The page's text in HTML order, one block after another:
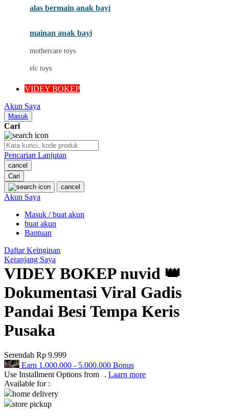
My K
Oh Ma Grain
P
Peachy
Phil & Ted's
Philips Avent
Pigeon
Ponycycle
Puma
Pureats
Q
QV Baby
alas bermain anak bayi
mainan anak bayi
mothercare toys
elc toys
VIDEY BOKEP
Akun Saya
Masuk
Cari
Pencarian Lanjutan
cancel
Cari
cancel
Akun Saya
Masuk / buat akun
buat akun
Bantuan
Daftar Keinginan
Keranjang Saya
VIDEY BOKEP nuvid 👑
Dokumentasi Viral Gadis
Pandai Besi Tempa Keris
Pusaka
Serendah Rp 9.999
Earn 1.000.000 - 5.000.000 Bonus
Use Installment Options from
. Laarn more
Available for :
home delivery
store pickup